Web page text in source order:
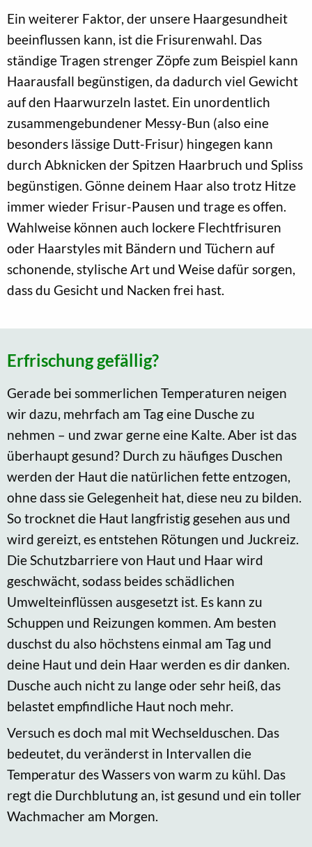
Ein weiterer Faktor, der unsere Haargesundheit
beeinflussen kann, ist die Frisurenwahl. Das
ständige Tragen strenger Zöpfe zum Beispiel kann
Haarausfall begünstigen, da dadurch viel Gewicht
auf den Haarwurzeln lastet. Ein unordentlich
zusammengebundener Messy-Bun (also eine
besonders lässige Dutt-Frisur) hingegen kann
durch Abknicken der Spitzen Haarbruch und Spliss
begünstigen. Gönne deinem Haar also trotz Hitze
immer wieder Frisur-Pausen und trage es offen.
Wahlweise können auch lockere Flechtfrisuren
oder Haarstyles mit Bändern und Tüchern auf
schonende, stylische Art und Weise dafür sorgen,
dass du Gesicht und Nacken frei hast.
Erfrischung gefällig?
Gerade bei sommerlichen Temperaturen neigen
wir dazu, mehrfach am Tag eine Dusche zu
nehmen – und zwar gerne eine Kalte. Aber ist das
überhaupt gesund? Durch zu häufiges Duschen
werden der Haut die natürlichen fette entzogen,
ohne dass sie Gelegenheit hat, diese neu zu bilden.
So trocknet die Haut langfristig gesehen aus und
wird gereizt, es entstehen Rötungen und Juckreiz.
Die Schutzbarriere von Haut und Haar wird
geschwächt, sodass beides schädlichen
Umwelteinflüssen ausgesetzt ist. Es kann zu
Schuppen und Reizungen kommen. Am besten
duschst du also höchstens einmal am Tag und
deine Haut und dein Haar werden es dir danken.
Dusche auch nicht zu lange oder sehr heiß, das
belastet empfindliche Haut noch mehr.
Versuch es doch mal mit Wechselduschen. Das
bedeutet, du veränderst in Intervallen die
Temperatur des Wassers von warm zu kühl. Das
regt die Durchblutung an, ist gesund und ein toller
Wachmacher am Morgen.